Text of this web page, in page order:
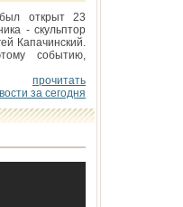
открыт 23
- скульптор
Капачинский.
событию,
прочитать
за сегодня